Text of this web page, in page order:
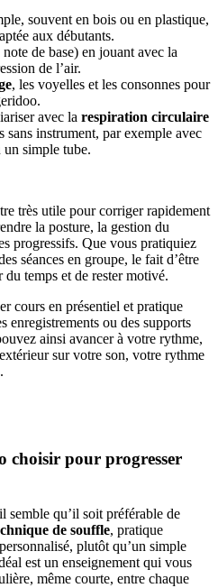
souvent en bois ou en plastique,
aux débutants.
note de base) en jouant avec la
de l’air.
, les voyelles et les consonnes pour
avec la respiration circulaire
sans instrument, par exemple avec
un simple tube.
très utile pour corriger rapidement
la posture, la gestion du
progressifs. Que vous pratiquiez
séances en groupe, le fait d’être
temps et de rester motivé.
cours en présentiel et pratique
enregistrements ou des supports
ainsi avancer à votre rythme,
sur votre son, votre rythme
choisir pour progresser
semble qu’il soit préférable de
de souffle, pratique
plutôt qu’un simple
est un enseignement qui vous
même courte, entre chaque